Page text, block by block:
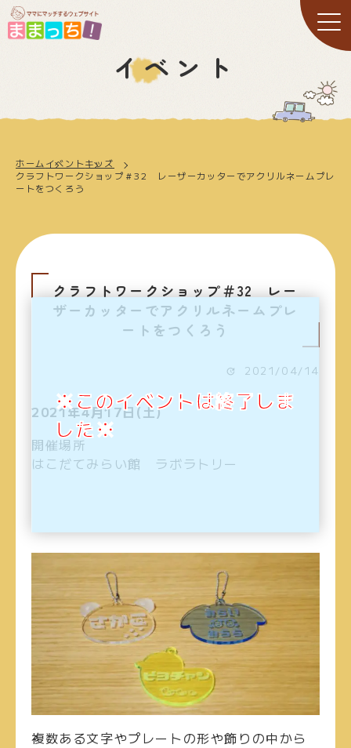
イベント
ホーム イベントキッズ
クラフトワークショップ＃32 レーザーカッターでアクリルネームプレ
ートをつくろう
クラフトワークショップ＃32 レー
ザーカッターでアクリルネームプレ
ートをつくろう
2021/04/14
2021年4月17日(土)
開催場所
はこだてみらい館 ラボラトリー
複数ある文字やプレートの形や飾りの中から
※このイベントは終了しま
した※